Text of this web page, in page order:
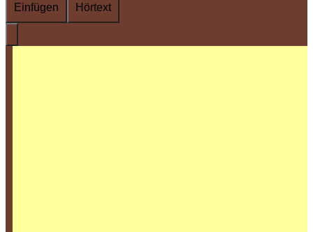
Einfügen Hörtext